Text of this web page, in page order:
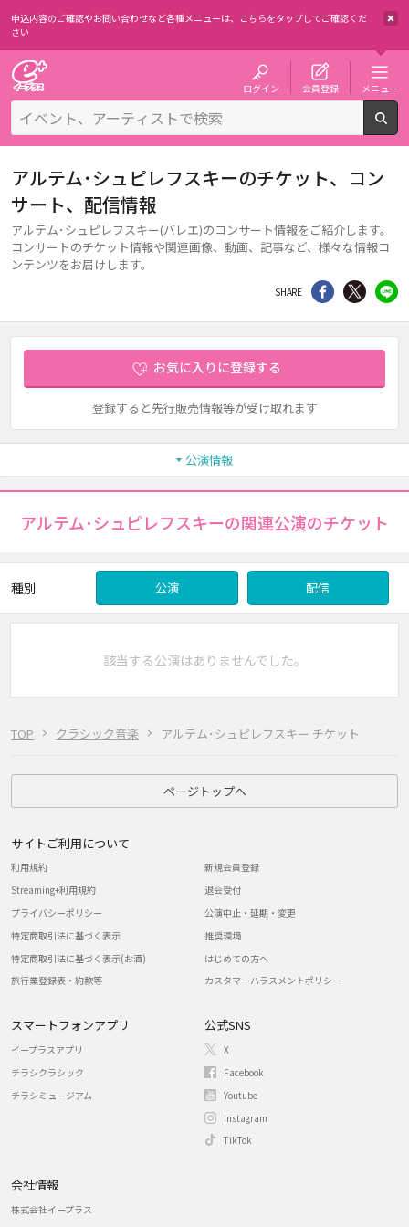
申込内容のご確認やお問い合わせなど各種メニューは、 こちらをタップしてご確認くだ
さい
ログイン 会員登録 メニュー
TOP クラシック音楽 アルテム･シュピレフスキー チケット
アルテム･シュピレフスキーのチケット、コン
サート、配信情報
アルテム･シュピレフスキー(バレエ)のコンサート情報をご紹介します。
コンサートのチケット情報や関連画像、動画、記事など、様々な情報コ
ンテンツをお届けします。
SHARE シェア Twitter
お気に入りに登録する
登録すると先行販売情報等が受け取れます
公演情報
アルテム･シュピレフスキーの関連公演のチケット
種別 公演 配信
該当する公演はありませんでした。
ページトップへ
サイトご利用について
利用規約
Streaming+利用規約
プライバシーポリシー
特定商取引法に基づく表示
特定商取引法に基づく表示(お酒)
旅行業登録表・約款等
新規会員登録
退会受付
公演中止・延期・変更
推奨環境
はじめての方へ
カスタマーハラスメントポリシー
スマートフォンアプリ
イープラスアプリ
チラシクラシック
チラシミュージアム
公式SNS
X
Facebook
Youtube
Instagram
TikTok
会社情報
株式会社イープラス